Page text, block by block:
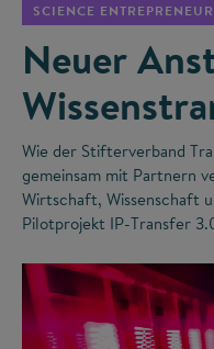
SCIENCE
Neuer
Wie der Stifterverband
gemeinsam mit Partnern
Wirtschaft, Wissenschaft
Pilotprojekt IP-Transfer